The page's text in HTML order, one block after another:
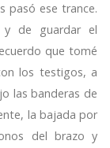
pasó ese trance.
y de guardar el
que tomé
los testigos, a
las banderas de
la bajada por
del brazo y